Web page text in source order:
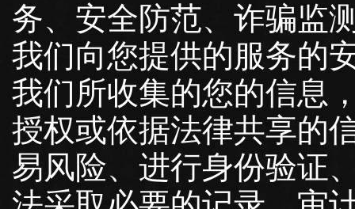
务、安全防范、诈骗监
我们向您提供的服务的
我们所收集的您的信息
授权或依据法律共享的
易风险、进行身份验证